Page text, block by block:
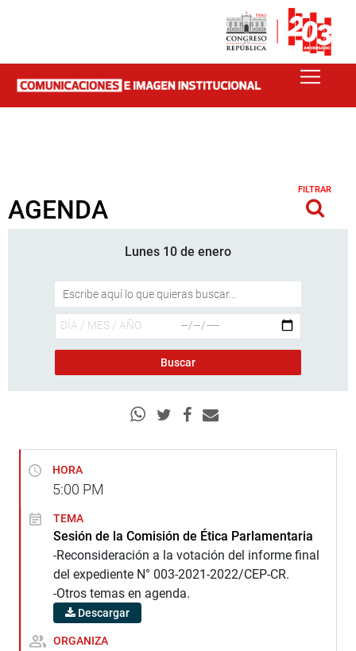
AGENDA
FILTRAR
Lunes 10 de enero
HORA
5:00 PM
TEMA
Sesión de la Comisión de Ética Parlamentaria
-Reconsideración a la votación del informe final
del expediente N° 003-2021-2022/CEP-CR.
-Otros temas en agenda.
Descargar
ORGANIZA